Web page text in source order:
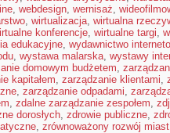
, webdesign, wernisaż,
, wirtualizacja, wirtualna
konferencje, wirtualne targi,
edukacyjne, wydawnictwo
, wystawa malarska, wystawy
domowym budżetem,
kapitałem, zarządzanie klientami,
, zarządzanie odpadami,
, zdalne zarządzanie zespołem,
dorosłych, zdrowie publiczne,
, zrównoważony rozwój miast